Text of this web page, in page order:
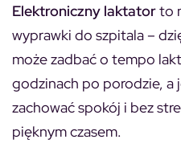
Elektroniczny laktatorto
wyprawki do szpitala –
może zadbać o tempo
godzinach po porodzie,
zachować spokój i bez
pięknym czasem.